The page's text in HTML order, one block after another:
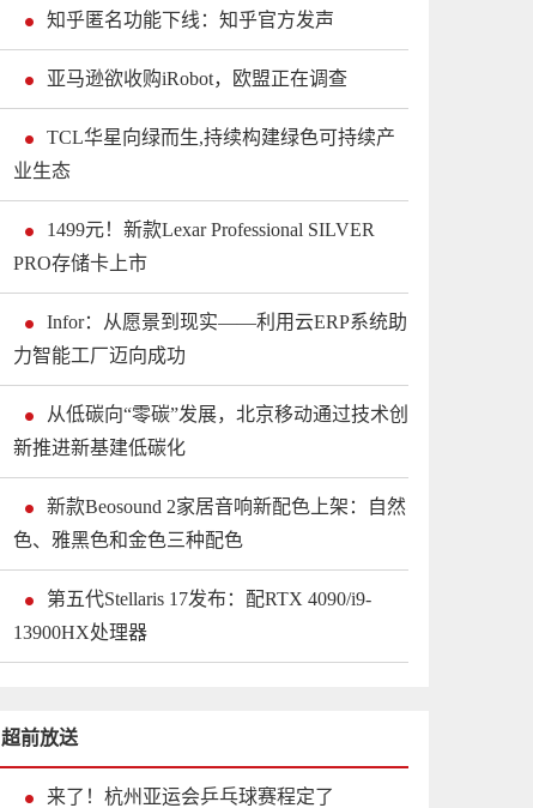
知乎匿名功能下线：知乎官方发声
亚马逊欲收购iRobot，欧盟正在调查
TCL华星向绿而生,持续构建绿色可持续产
业生态
1499元！新款Lexar Professional SILVER
PRO存储卡上市
Infor：从愿景到现实——利用云ERP系统助
力智能工厂迈向成功
从低碳向“零碳”发展，北京移动通过技术创
新推进新基建低碳化
新款Beosound 2家居音响新配色上架：自然
色、雅黑色和金色三种配色
第五代Stellaris 17发布：配RTX 4090/i9-
13900HX处理器
超前放送
来了！杭州亚运会乒乓球赛程定了